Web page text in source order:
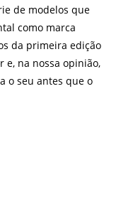
de modelos que
como marca
da primeira edição
e, na nossa opinião,
o seu antes que o